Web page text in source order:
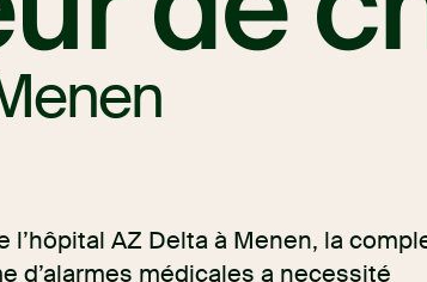
AZ Delta à Menen, la
d’alarmes médicales a necessité